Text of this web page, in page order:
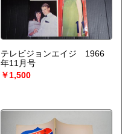
テレビジョンエイジ 1966
年11月号
￥1,500